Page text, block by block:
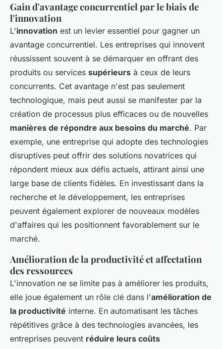
Gain d'avantage concurrentiel par le biais de
l'innovation
L'innovation est un levier essentiel pour gagner un
avantage concurrentiel. Les entreprises qui innovent
réussissent souvent à se démarquer en offrant des
produits ou services supérieurs à ceux de leurs
concurrents. Cet avantage n'est pas seulement
technologique, mais peut aussi se manifester par la
création de processus plus efficaces ou de nouvelles
manières de répondre aux besoins du marché. Par
exemple, une entreprise qui adopte des technologies
disruptives peut offrir des solutions novatrices qui
répondent mieux aux défis actuels, attirant ainsi une
large base de clients fidèles. En investissant dans la
recherche et le développement, les entreprises
peuvent également explorer de nouveaux modèles
d'affaires qui les positionnent favorablement sur le
marché.
Amélioration de la productivité et affectation
des ressources
L'innovation ne se limite pas à améliorer les produits,
elle joue également un rôle clé dans l'amélioration de
la productivité interne. En automatisant les tâches
répétitives grâce à des technologies avancées, les
entreprises peuvent réduire leurs coûts